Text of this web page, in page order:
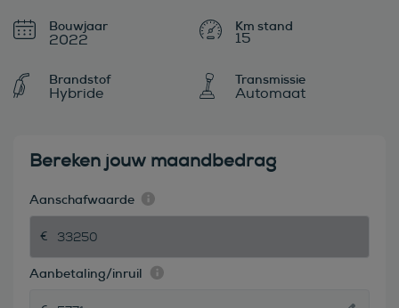
Bouwjaar
2022 15
Brandstof
Hybride
Transmissie
Automaat
Bereken jouw maandbedrag
Aanschafwaarde
Aanbetaling/inruil